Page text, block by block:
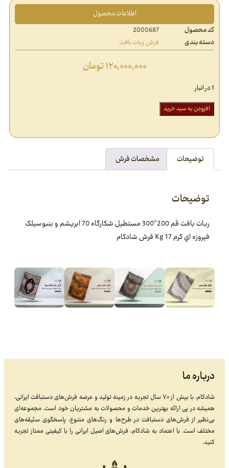
اطلاعات محصول
کد محصول
2000687
دسته بندی
فرش ربات بافت
۱۲۰,۰۰۰,۰۰۰تومان
1 در انبار
افزودن به سبد خرید
توضیحات مشخصات فرش
توضیحات
ربات بافت قم 200*300 مستطيل شکارگاه 70 ابريشم و بنبوسيلک
فيروزه اي کرم 17 Kg فرش شادکام
درباره ما
شادکام، با بیش از ۷۰ سال تجربه در زمینه تولید و عرضه فرش‌های دستبافت ایرانی،
همیشه در پی ارائه بهترین خدمات و محصولات به مشتریان خود است. مجموعه‌ای
بی‌نظیر از فرش‌های دستبافت در طرح‌ها و رنگ‌های متنوع، پاسخگوی سلیقه‌های
مختلف است. با اعتماد به شادکام، فرش‌های اصیل ایرانی را با کیفیتی ممتاز تجربه
کنید.